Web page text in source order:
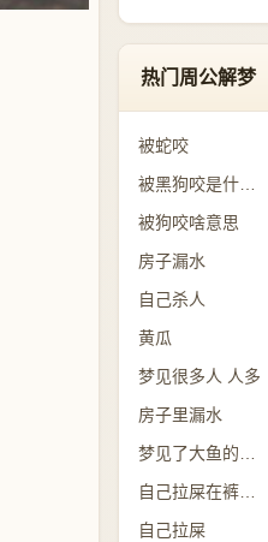
热门周公解梦
被蛇咬
被狗咬啥意思
房子漏水
自己杀人
黄瓜
梦见很多人 人多
房子里漏水
自己拉屎